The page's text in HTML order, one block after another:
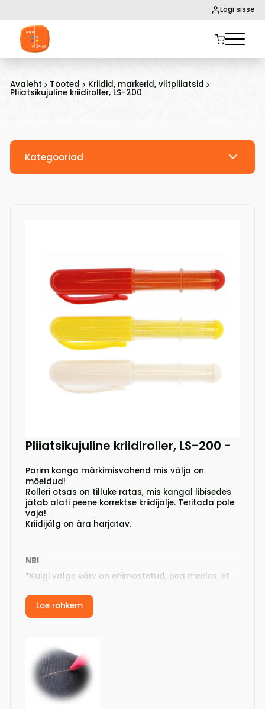
Logi sisse
Avaleht Tooted Kriidid, markerid, viltpliiatsid
Pliiatsikujuline kriidiroller, LS-200
Kategooriad
Pliiatsikujuline kriidiroller, LS-200 -
Parim kanga märkimisvahend mis välja on
mõeldud!
Rolleri otsas on tilluke ratas, mis kangal libisedes
jätab alati peene korrektse kriidijälje. Teritada pole
vaja!
Kriidijälg on ära harjatav.
NB!
*Kuigi valge värv on enimostetud, pea meeles, et
kollast.
*Kriidirollerite värvus saavutatakse
*Triikimine reeglina aktiviseerib kangas leiduvaid
kemikaale ning mõjub pigmendile kinnistavalt.
Tulemus võib äärmisel juhul olla püsiv märge.
Hoiatus kehtib kõikide märkepliiatsite, -viltpliiatsite
ja kriidirollerite jaoks.
Loe rohkem